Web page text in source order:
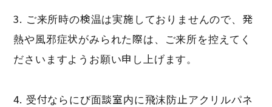
3. ご来所時の検温は実施しておりませんので、発
熱や風邪症状がみられた際は、ご来所を控えてく
ださいますようお願い申し上げます。
4. 受付ならにび面談室内に飛沫防止アクリルパネ